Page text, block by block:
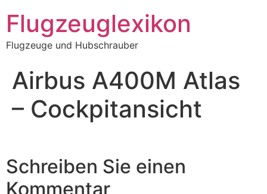
Inhalt
springen
Flugzeuglexikon
Flugzeuge und Hubschrauber
Airbus A400M Atlas
– Cockpitansicht
Schreiben Sie einen
Kommentar